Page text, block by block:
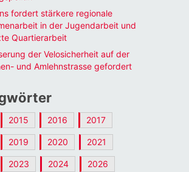
fordert stärkere regionale
in der Jugendarbeit und
Quartierarbeit
der Velosicherheit auf der
und Amlehnstrasse gefordert
2015 2016 2017
2019 2020 2021
2023 2024 2026